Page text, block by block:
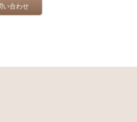
い合わせ